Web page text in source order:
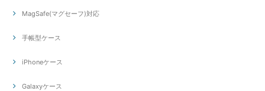
MagSafe(マグセーフ)対応
手帳型ケース
iPhoneケース
Galaxyケース